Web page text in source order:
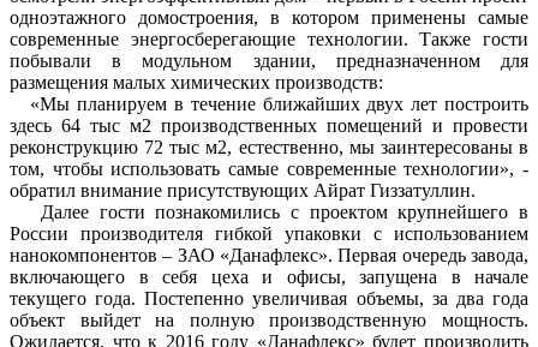
одноэтажного домостроения, в котором применены самые
современные энергосберегающие технологии. Также гости
побывали в модульном здании, предназначенном для
размещения малых химических производств:
«Мы планируем в течение ближайших двух лет построить
здесь 64 тыс м2 производственных помещений и провести
реконструкцию 72 тыс м2, естественно, мы заинтересованы в
том, чтобы использовать самые современные технологии», -
обратил внимание присутствующих Айрат Гиззатуллин.
Далее гости познакомились с проектом крупнейшего в
России производителя гибкой упаковки с использованием
нанокомпонентов – ЗАО «Данафлекс». Первая очередь завода,
включающего в себя цеха и офисы, запущена в начале
текущего года. Постепенно увеличивая объемы, за два года
объект выйдет на полную производственную мощность.
Ожидается, что к 2016 году «Данафлекс» будет производить